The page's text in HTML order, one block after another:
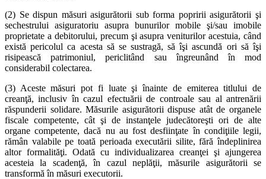
(2) Se dispun măsuri asigurătorii sub forma popririi asigurătorii şi
sechestrului asiguratoriu asupra bunurilor mobile şi/sau imobile
proprietate a debitorului, precum şi asupra veniturilor acestuia, când
există pericolul ca acesta să se sustragă, să îşi ascundă ori să îşi
risipească patrimoniul, periclitând sau îngreunând în mod
considerabil colectarea.
(3) Aceste măsuri pot fi luate şi înainte de emiterea titlului de
creanţă, inclusiv în cazul efectuării de controale sau al antrenării
răspunderii solidare. Măsurile asigurătorii dispuse atât de organele
fiscale competente, cât şi de instanţele judecătoreşti ori de alte
organe competente, dacă nu au fost desfiinţate în condiţiile legii,
rămân valabile pe toată perioada executării silite, fără îndeplinirea
altor formalităţi. Odată cu individualizarea creanţei şi ajungerea
acesteia la scadenţă, în cazul neplăţii, măsurile asigurătorii se
transformă în măsuri executorii.